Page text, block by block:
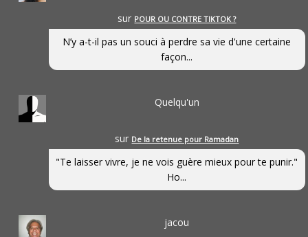
sur POUR OU CONTRE TIKTOK ?
N’y a-t-il pas un souci à perdre sa vie d'une certaine
façon...
Quelqu'un
sur De la retenue pour Ramadan
"Te laisser vivre, je ne vois guère mieux pour te punir."
Ho...
jacou